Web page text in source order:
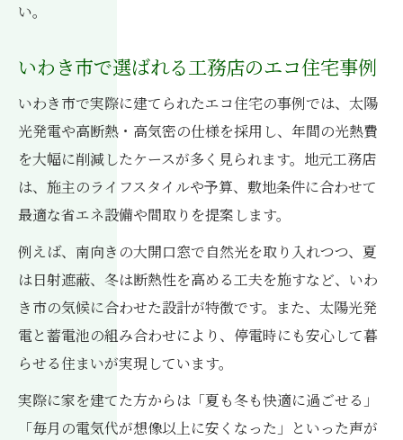
い。
いわき市で選ばれる工務店のエコ住宅事例
いわき市で実際に建てられたエコ住宅の事例では、太陽
光発電や高断熱・高気密の仕様を採用し、年間の光熱費
を大幅に削減したケースが多く見られます。地元工務店
は、施主のライフスタイルや予算、敷地条件に合わせて
最適な省エネ設備や間取りを提案します。
例えば、南向きの大開口窓で自然光を取り入れつつ、夏
は日射遮蔽、冬は断熱性を高める工夫を施すなど、いわ
き市の気候に合わせた設計が特徴です。また、太陽光発
電と蓄電池の組み合わせにより、停電時にも安心して暮
らせる住まいが実現しています。
実際に家を建てた方からは「夏も冬も快適に過ごせる」
「毎月の電気代が想像以上に安くなった」といった声が